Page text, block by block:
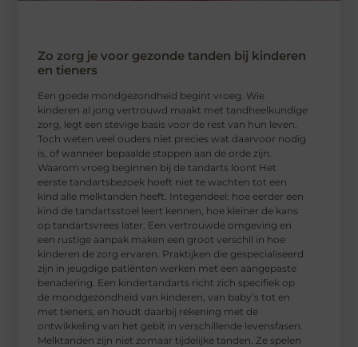
Zo zorg je voor gezonde tanden bij kinderen
en tieners
Een goede mondgezondheid begint vroeg. Wie
kinderen al jong vertrouwd maakt met tandheelkundige
zorg, legt een stevige basis voor de rest van hun leven.
Toch weten veel ouders niet precies wat daarvoor nodig
is, of wanneer bepaalde stappen aan de orde zijn.
Waarom vroeg beginnen bij de tandarts loont Het
eerste tandartsbezoek hoeft niet te wachten tot een
kind alle melktanden heeft. Integendeel: hoe eerder een
kind de tandartsstoel leert kennen, hoe kleiner de kans
op tandartsvrees later. Een vertrouwde omgeving en
een rustige aanpak maken een groot verschil in hoe
kinderen de zorg ervaren. Praktijken die gespecialiseerd
zijn in jeugdige patiënten werken met een aangepaste
benadering. Een kindertandarts richt zich specifiek op
de mondgezondheid van kinderen, van baby’s tot en
met tieners, en houdt daarbij rekening met de
ontwikkeling van het gebit in verschillende levensfasen.
Melktanden zijn niet zomaar tijdelijke tanden. Ze spelen